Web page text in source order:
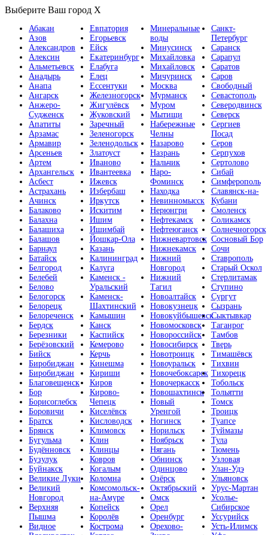
Выберите Ваш город X
Абакан
Азов
Александров
Алексин
Альметьевск
Анадырь
Анапа
Ангарск
Анжеро-
Судженск
Апатиты
Арзамас
Армавир
Арсеньев
Артем
Архангельск
Асбест
Астрахань
Ачинск
Балаково
Балахна
Балашиха
Балашов
Барнаул
Батайск
Белгород
Белебей
Белово
Белогорск
Белорецк
Белореченск
Бердск
Березники
Берёзовский
Бийск
Биробиджан
Биробиджан
Благовещенск
Бор
Борисоглебск
Боровичи
Братск
Брянск
Бугульма
Будённовск
Бузулук
Буйнакск
Великие Луки
Великий
Новгород
Верхняя
Пышма
Видное
Евпатория
Егорьевск
Ейск
Екатеринбург
Елабуга
Елец
Ессентуки
Железногорск
Жигулёвск
Жуковский
Заречный
Зеленогорск
Зеленодольск
Златоуст
Иваново
Ивантеевка
Ижевск
Избербаш
Иркутск
Искитим
Ишим
Ишимбай
Йошкар-Ола
Казань
Калининград
Калуга
Каменск -
Уральский
Каменск-
Шахтинский
Камышин
Канск
Каспийск
Кемерово
Керчь
Кинешма
Кириши
Киров
Кирово-
Чепецк
Киселёвск
Кисловодск
Климовск
Клин
Клинцы
Ковров
Когалым
Коломна
Комсомольск-
на-Амуре
Копейск
Королёв
Кострома
Минеральные
воды
Минусинск
Михайловка
Михайловск
Мичуринск
Москва
Мурманск
Муром
Мытищи
Набережные
Челны
Назарово
Назрань
Нальчик
Наро-
Фоминск
Находка
Невинномысск
Нерюнгри
Нефтекамск
Нефтеюганск
Нижневартовск
Нижнекамск
Нижний
Новгород
Нижний
Тагил
Новоалтайск
Новокузнецк
Новокуйбышевск
Новомосковск
Новороссийск
Новосибирск
Новотроицк
Новоуральск
Новочебоксарск
Новочеркасск
Новошахтинск
Новый
Уренгой
Ногинск
Норильск
Ноябрьск
Нягань
Обнинск
Одинцово
Озёрск
Октябрьский
Омск
Орел
Оренбург
Орехово-
Санкт-
Петербург
Саранск
Сарапул
Саратов
Саров
Свободный
Севастополь
Северодвинск
Северск
Сергиев
Посад
Серов
Серпухов
Сертолово
Сибай
Симферополь
Славянск-на-
Кубани
Смоленск
Соликамск
Солнечногорск
Сосновый Бор
Сочи
Ставрополь
Старый Оскол
Стерлитамак
Ступино
Сургут
Сызрань
Сыктывкар
Таганрог
Тамбов
Тверь
Тимашёвск
Тихвин
Тихорецк
Тобольск
Тольятти
Томск
Троицк
Туапсе
Туймазы
Тула
Тюмень
Узловая
Улан-Удэ
Ульяновск
Урус-Мартан
Усолье-
Сибирское
Уссурийск
Усть-Илимск